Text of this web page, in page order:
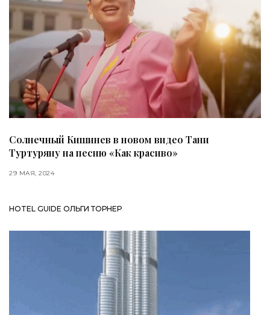
Солнечный Кишинев в новом видео Тани
Туртуряну на песню «Как красиво»
29 МАЯ, 2024
HOTEL GUIDE ОЛЬГИ ТОРНЕР